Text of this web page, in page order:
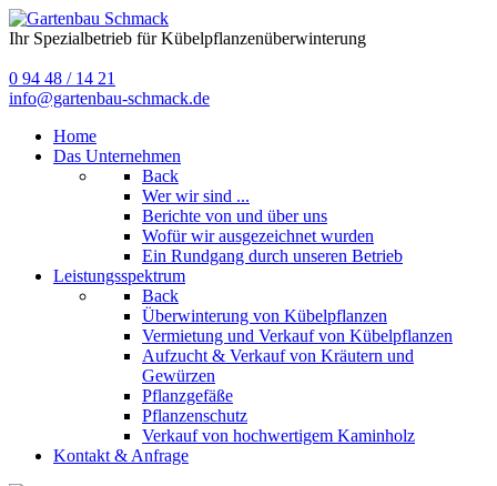
Ihr Spezialbetrieb für Kübelpflanzenüberwinterung
0 94 48 / 14 21
info@gartenbau-schmack.de
Home
Das Unternehmen
Back
Wer wir sind ...
Berichte von und über uns
Wofür wir ausgezeichnet wurden
Ein Rundgang durch unseren Betrieb
Leistungsspektrum
Back
Überwinterung von Kübelpflanzen
Vermietung und Verkauf von Kübelpflanzen
Aufzucht & Verkauf von Kräutern und
Gewürzen
Pflanzgefäße
Pflanzenschutz
Verkauf von hochwertigem Kaminholz
Kontakt & Anfrage